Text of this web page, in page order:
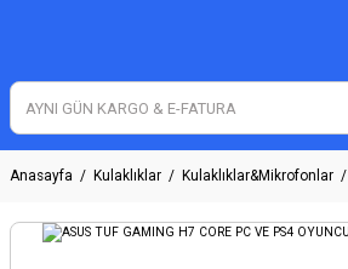
Anasayfa Kulaklıklar Kulaklıklar&Mikrofonlar